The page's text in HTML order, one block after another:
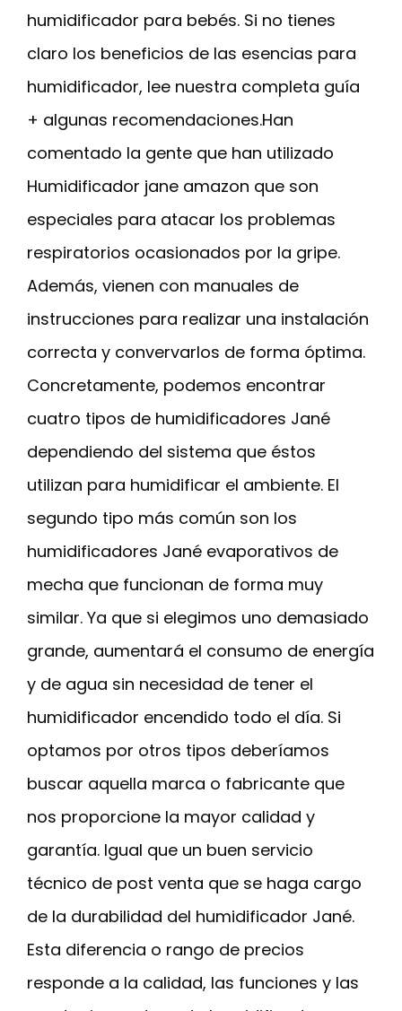
humidificador para bebés. Si no tienes
claro los beneficios de las esencias para
humidificador, lee nuestra completa guía
+ algunas recomendaciones.Han
comentado la gente que han utilizado
Humidificador jane amazon que son
especiales para atacar los problemas
respiratorios ocasionados por la gripe.
Además, vienen con manuales de
instrucciones para realizar una instalación
correcta y convervarlos de forma óptima.
Concretamente, podemos encontrar
cuatro tipos de humidificadores Jané
dependiendo del sistema que éstos
utilizan para humidificar el ambiente. El
segundo tipo más común son los
humidificadores Jané evaporativos de
mecha que funcionan de forma muy
similar. Ya que si elegimos uno demasiado
grande, aumentará el consumo de energía
y de agua sin necesidad de tener el
humidificador encendido todo el día. Si
optamos por otros tipos deberíamos
buscar aquella marca o fabricante que
nos proporcione la mayor calidad y
garantía. Igual que un buen servicio
técnico de post venta que se haga cargo
de la durabilidad del humidificador Jané.
Esta diferencia o rango de precios
responde a la calidad, las funciones y las